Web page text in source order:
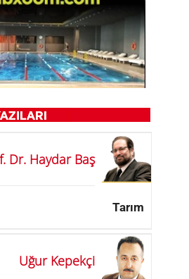
Dr. Haydar Baş
Tarım
Uğur Kepekçi